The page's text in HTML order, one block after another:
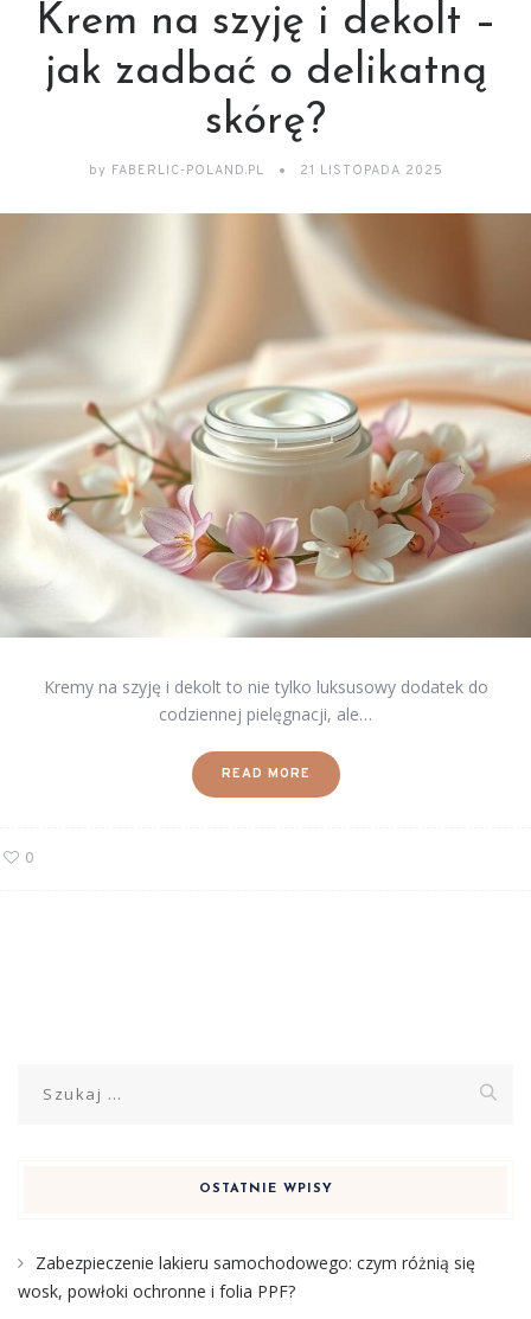
Krem na szyję i dekolt –
jak zadbać o delikatną
skórę?
by FABERLIC-POLAND.PL 21 LISTOPADA 2025
Kremy na szyję i dekolt to nie tylko luksusowy dodatek do
codziennej pielęgnacji, ale…
READ MORE
0
OSTATNIE WPISY
Zabezpieczenie lakieru samochodowego: czym różnią się
wosk, powłoki ochronne i folia PPF?